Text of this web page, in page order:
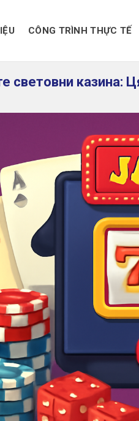
CÔNG TRÌNH THỰC TẾ
световни казина: